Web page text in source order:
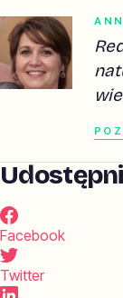
Facebook
Twitter